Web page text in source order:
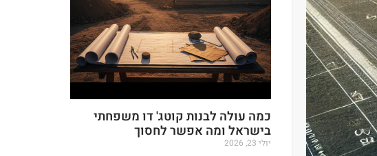
כמה עולה לבנות קוטג' דו משפחתי
בישראל ומה אפשר לחסוך
יולי 23, 2026